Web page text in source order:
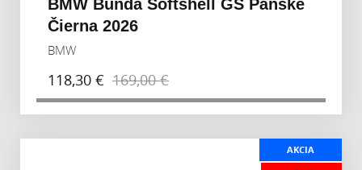
BMW Bunda Softshell GS Pánske
Čierna 2026
BMW
118,30 € 169,00 €
AKCIA